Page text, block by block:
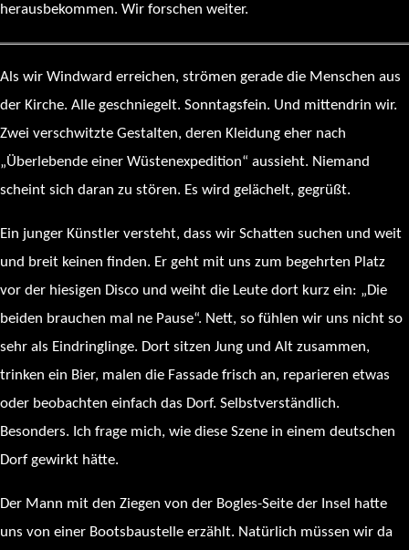
herausbekommen. Wir forschen weiter.
Als wir Windward erreichen, strömen gerade die Menschen aus
der Kirche. Alle geschniegelt. Sonntagsfein. Und mittendrin wir.
Zwei verschwitzte Gestalten, deren Kleidung eher nach
„Überlebende einer Wüstenexpedition“ aussieht. Niemand
scheint sich daran zu stören. Es wird gelächelt, gegrüßt.
Ein junger Künstler versteht, dass wir Schatten suchen und weit
und breit keinen finden. Er geht mit uns zum begehrten Platz
vor der hiesigen Disco und weiht die Leute dort kurz ein: „Die
beiden brauchen mal ne Pause“. Nett, so fühlen wir uns nicht so
sehr als Eindringlinge. Dort sitzen Jung und Alt zusammen,
trinken ein Bier, malen die Fassade frisch an, reparieren etwas
oder beobachten einfach das Dorf. Selbstverständlich.
Besonders. Ich frage mich, wie diese Szene in einem deutschen
Dorf gewirkt hätte.
Der Mann mit den Ziegen von der Bogles-Seite der Insel hatte
uns von einer Bootsbaustelle erzählt. Natürlich müssen wir da